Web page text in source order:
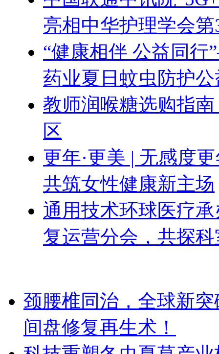
亮相中华护理学会
“健康相伴 公益同
药业夏日蚊虫防护
教师润喉糖选购指
区
更年·更美 | 无感度
共筑女性健康新主场
通用技术环球医疗
复运营分会，共探
颈腰椎同治，全球新突
间盘修复再生术！